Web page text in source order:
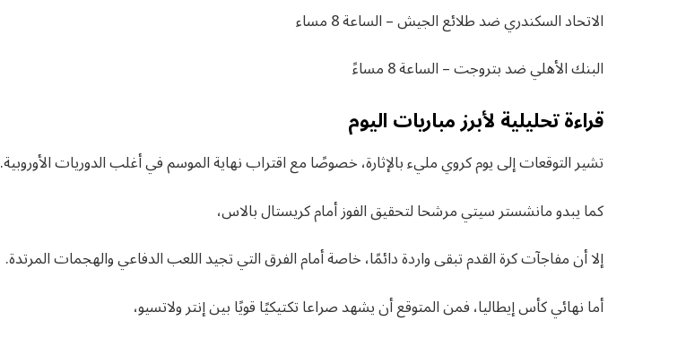
الاتحاد السكندري ضد طلائع الجيش – الساعة 8 مساء
البنك الأهلي ضد بتروجت – الساعة 8 مساءً
قراءة تحليلية لأبرز مباريات اليوم
تشير التوقعات إلى يوم كروي مليء بالإثارة، خصوصًا مع اقتراب نهاية الموسم في أغلب الدوريات الأوروبية.
كما يبدو مانشستر سيتي مرشحا لتحقيق الفوز أمام كريستال بالاس،
إلا أن مفاجآت كرة القدم تبقى واردة دائمًا، خاصة أمام الفرق التي تجيد اللعب الدفاعي والهجمات المرتدة.
أما نهائي كأس إيطاليا، فمن المتوقع أن يشهد صراعا تكتيكيًا قويًا بين إنتر ولاتسيو،